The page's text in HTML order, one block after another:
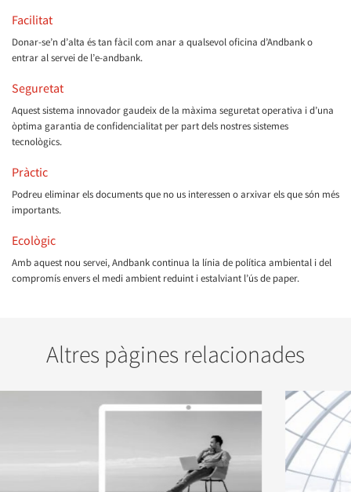
Facilitat
Donar-se’n d’alta és tan fàcil com anar a qualsevol oficina d’Andbank o
entrar al servei de l’e-andbank.
Seguretat
Aquest sistema innovador gaudeix de la màxima seguretat operativa i d’una
òptima garantia de confidencialitat per part dels nostres sistemes
tecnològics.
Pràctic
Podreu eliminar els documents que no us interessen o arxivar els que són més
importants.
Ecològic
Amb aquest nou servei, Andbank continua la línia de política ambiental i del
compromís envers el medi ambient reduint i estalviant l’ús de paper.
Altres pàgines relacionades